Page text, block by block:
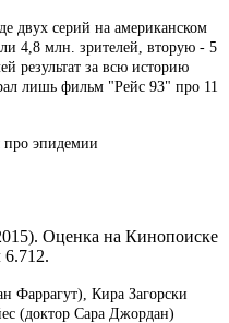
двух серий на американском
4,8 млн. зрителей, вторую - 5
результат за всю историю
лишь фильм "Рейс 93" про 11
Оценка на Кинопоиске
Фаррагут), Кира Загорски
(доктор Сара Джордан)